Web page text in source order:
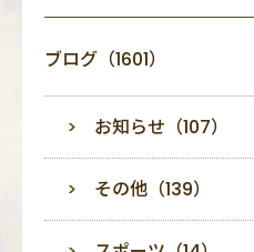
ブログ（1601）
お知らせ（107）
その他（139）